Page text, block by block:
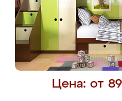
Цена: от